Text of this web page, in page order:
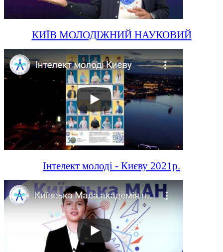
КИЇВ МОЛОДІЖНИЙ НАУКОВИЙ
Інтелект молоді - Києву 2021р.